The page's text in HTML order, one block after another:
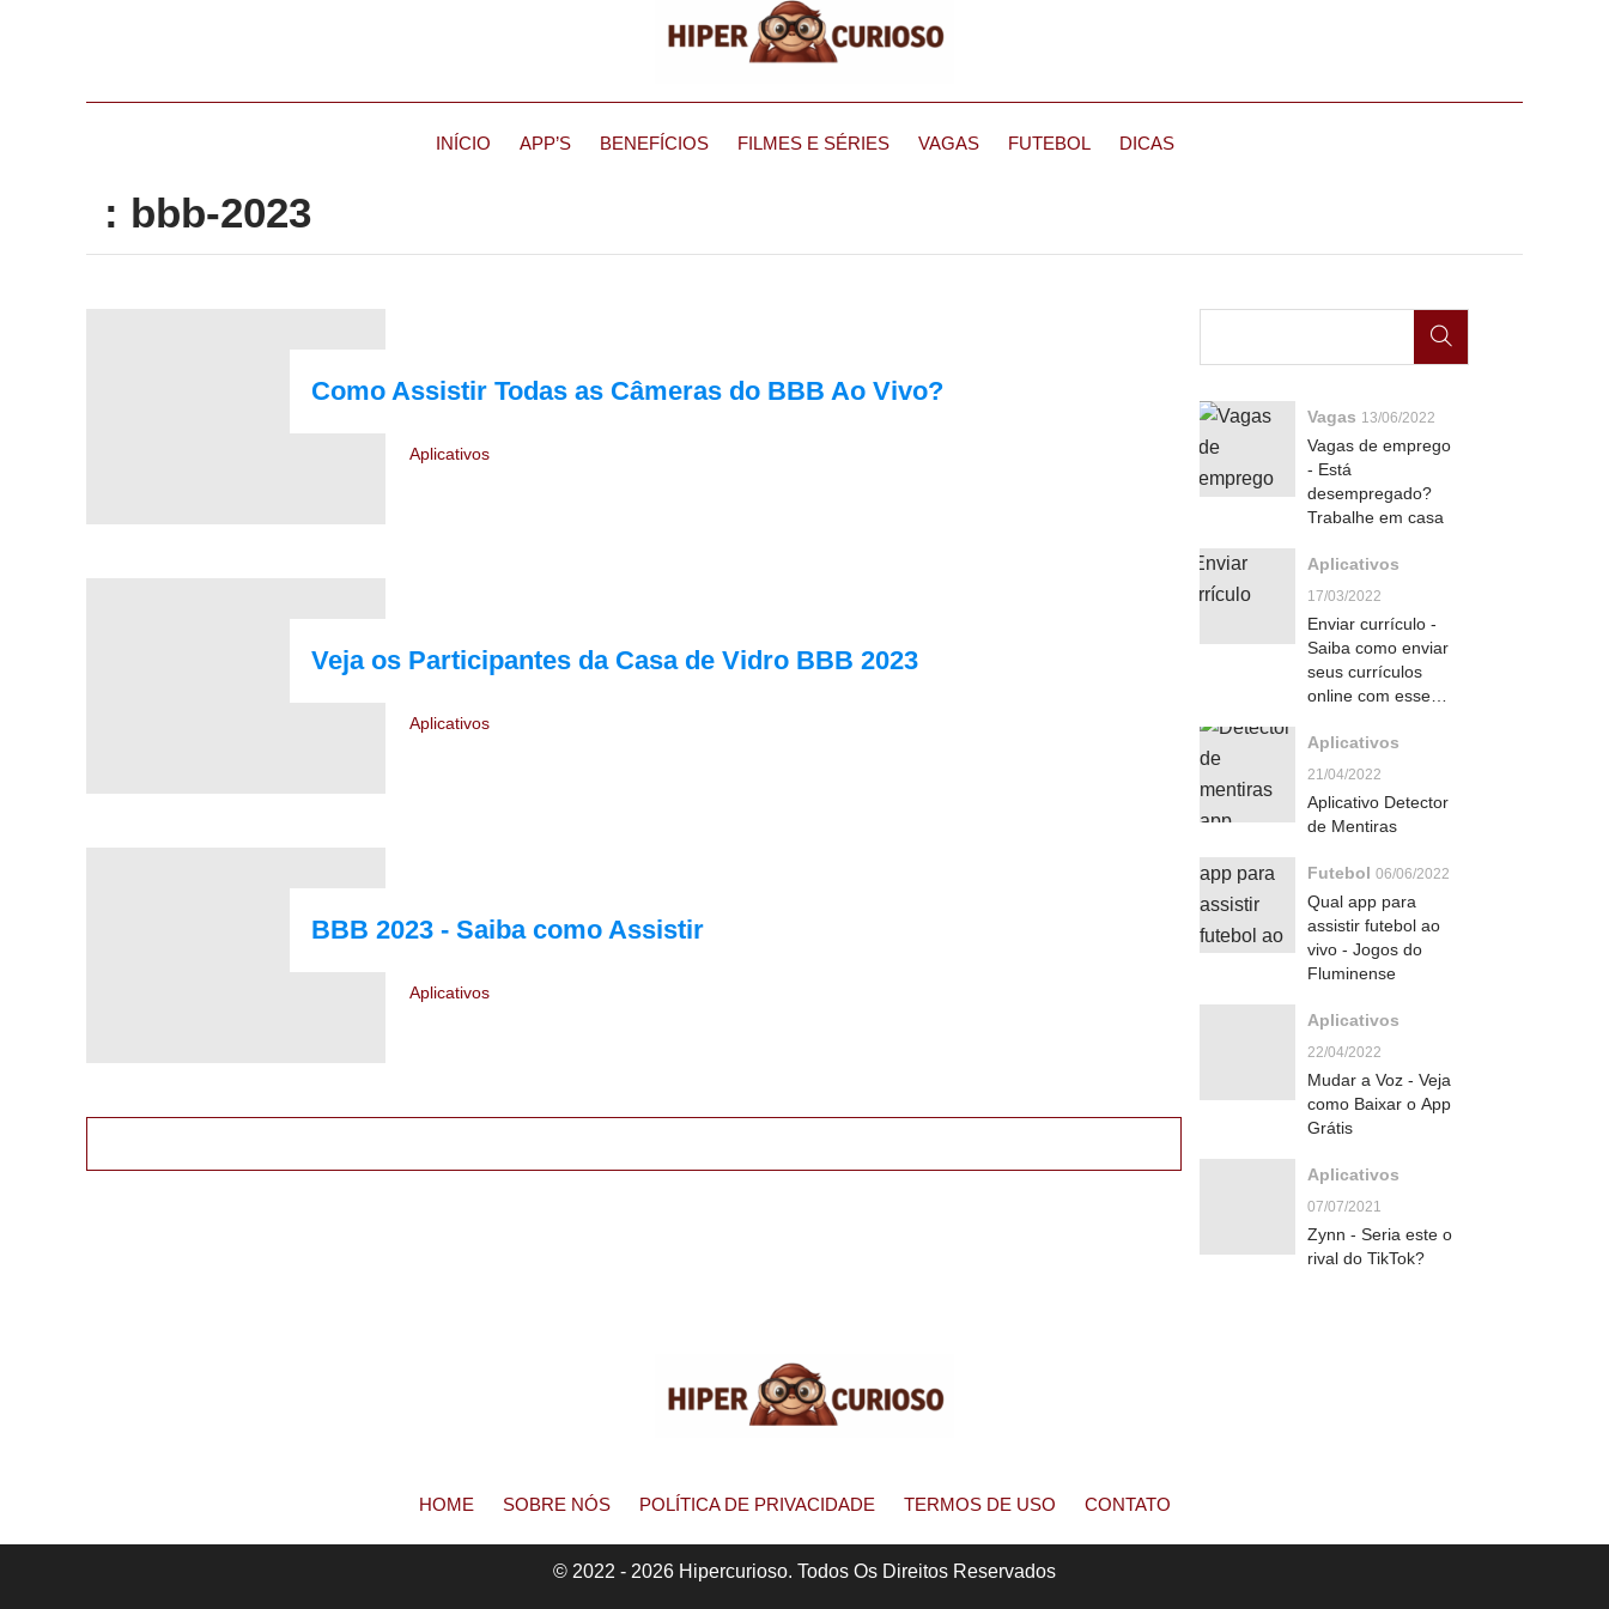
INÍCIO APP’S BENEFÍCIOS FILMES E SÉRIES VAGAS FUTEBOL DICAS
: bbb-2023
Como Assistir Todas as Câmeras do BBB Ao Vivo?
Aplicativos
Veja os Participantes da Casa de Vidro BBB 2023
Aplicativos
BBB 2023 - Saiba como Assistir
Aplicativos
Vagas 13/06/2022
Vagas de emprego
- Está
desempregado?
Trabalhe em casa
Aplicativos
17/03/2022
Enviar currículo -
Saiba como enviar
seus currículos
online com esse
Aplicativos
21/04/2022
Aplicativo Detector
de Mentiras
Futebol 06/06/2022
Qual app para
assistir futebol ao
vivo - Jogos do
Fluminense
Aplicativos
22/04/2022
Mudar a Voz - Veja
como Baixar o App
Grátis
Aplicativos
07/07/2021
Zynn - Seria este o
rival do TikTok?
HOME SOBRE NÓS POLÍTICA DE PRIVACIDADE TERMOS DE USO CONTATO
© 2022 - 2026 Hipercurioso. Todos Os Direitos Reservados